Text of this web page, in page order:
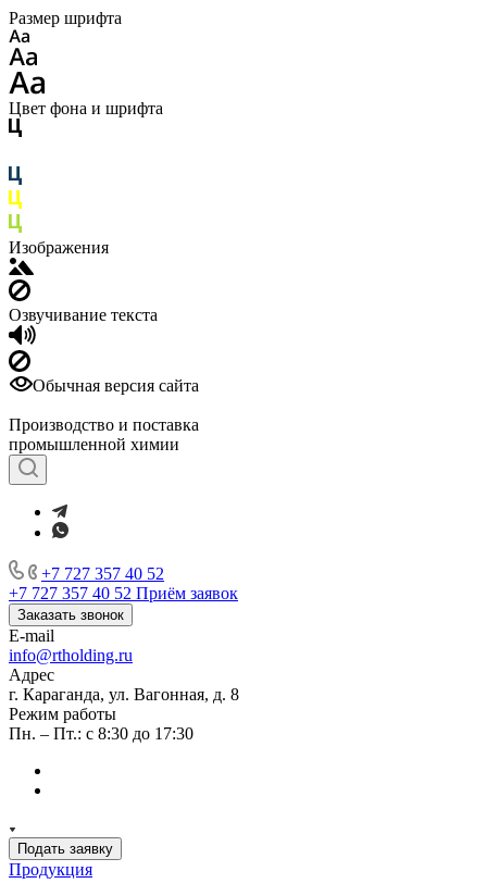
Размер шрифта
Цвет фона и шрифта
Изображения
Озвучивание текста
Обычная версия сайта
Производство и поставка
промышленной химии
+7 727 357 40 52
+7 727 357 40 52 Приём заявок
Заказать звонок
E-mail
info@rtholding.ru
Адрес
г. Караганда, ул. Вагонная, д. 8
Режим работы
Пн. – Пт.: с 8:30 до 17:30
Подать заявку
Продукция